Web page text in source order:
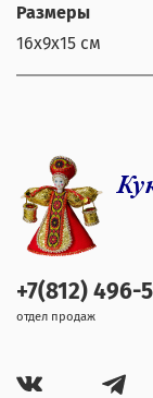
Размеры
16х9х15 см
+7(812) 496-
отдел продаж